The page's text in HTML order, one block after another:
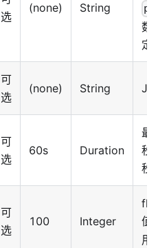
选
(none) String
数
定
可
选
(none) String
可
选
60s Duration
最
秒
秒
可
选
100 Integer
值
用